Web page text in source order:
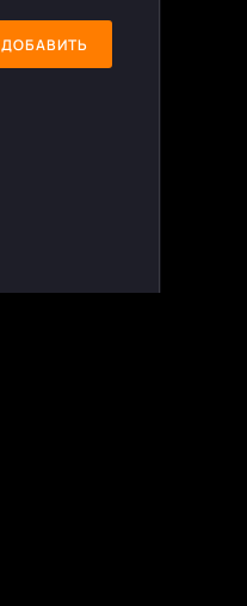
ДОБАВИТЬ